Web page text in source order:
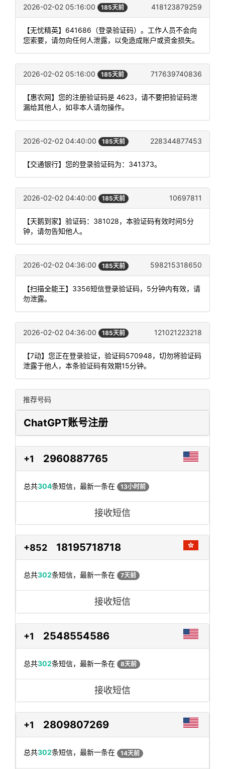
2026-02-02 05:16:00 185天前 418123879259
【无忧精英】641686（登录验证码）。工作人员不会向
您索要，请勿向任何人泄露，以免造成账户或资金损失。
2026-02-02 05:16:00 185天前 717639740836
【惠农网】您的注册验证码是 4623，请不要把验证码泄
漏给其他人，如非本人请勿操作。
2026-02-02 04:40:00 185天前 228344877453
【交通银行】您的登录验证码为：341373。
2026-02-02 04:40:00 185天前 10697811
【天鹅到家】验证码：381028，本验证码有效时间5分
钟，请勿告知他人。
2026-02-02 04:36:00 185天前 598215318650
【扫描全能王】3356短信登录验证码，5分钟内有效，请
勿泄露。
2026-02-02 04:36:00 185天前 121021223218
【7动】您正在登录验证，验证码570948，切勿将验证码
泄露于他人，本条验证码有效期15分钟。
推荐号码
ChatGPT账号注册
+1 2960887765
总共304条短信，最新一条在 13小时前
接收短信
+852 18195718718
总共302条短信，最新一条在 7天前
接收短信
+1 2548554586
总共302条短信，最新一条在 8天前
接收短信
+1 2809807269
总共302条短信，最新一条在 14天前